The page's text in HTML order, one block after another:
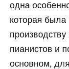
одна
которая была
пианистов и
основном,